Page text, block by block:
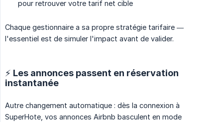
pour retrouver votre tarif net cible
Chaque gestionnaire a sa propre stratégie tarifaire —
l'essentiel est de simuler l'impact avant de valider.
⚡ Les annonces passent en réservation
instantanée
Autre changement automatique : dès la connexion à
SuperHote, vos annonces Airbnb basculent en mode